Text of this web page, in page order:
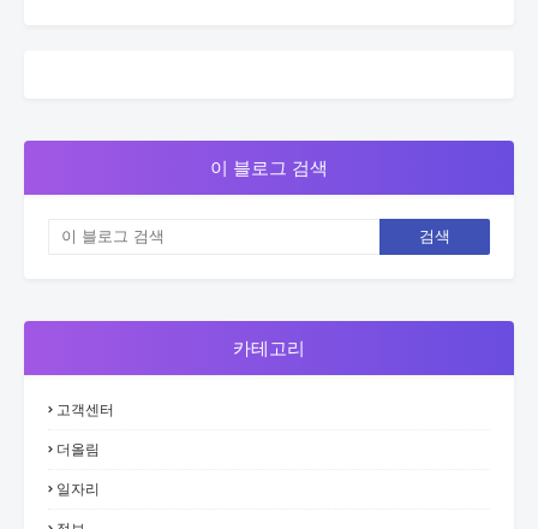
이 블로그 검색
카테고리
고객센터
더올림
일자리